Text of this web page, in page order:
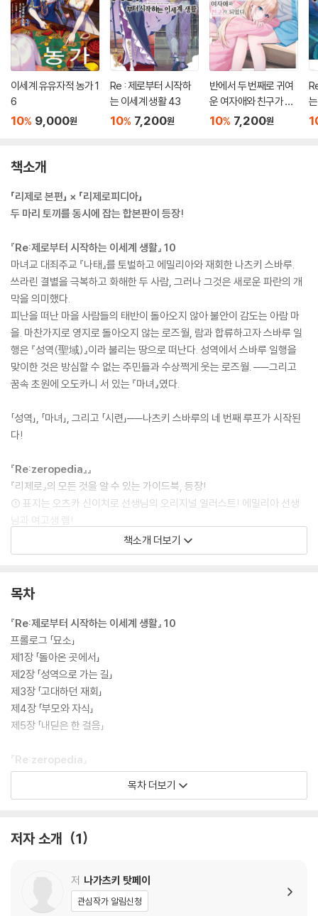
이세계 유유자적 농가 1
6
10% 9,000원
Re : 제로부터 시작하
는 이세계 생활 43
10% 7,200원
반에서 두 번째로 귀여
운 여자애와 친구가 되
었다 7.5
10% 7,200원
책소개
「리제로 본편」 × 「리제로피디아」
두 마리 토끼를 동시에 잡는 합본판이 등장!
『Re:제로부터 시작하는 이세계 생활』 10
마녀교 대죄주교 『나태』를 토벌하고 에밀리아와 재회한 나츠키 스바루.
쓰라린 결별을 극복하고 화해한 두 사람, 그러나 그것은 새로운 파란의 개
막을 의미했다.
피난을 떠난 마을 사람들의 태반이 돌아오지 않아 불안이 감도는 아람 마
을. 마찬가지로 영지로 돌아오지 않는 로즈월, 람과 합류하고자 스바루 일
행은 『성역(聖域)』이라 불리는 땅으로 떠난다. 성역에서 스바루 일행을
맞이한 것은 방심할 수 없는 주민들과 수상쩍게 웃는 로즈월. ──그리고
꿈속 초원에 오도카니 서 있는 『마녀』였다.
「성역」, 「마녀」, 그리고 「시련」──나츠키 스바루의 네 번째 루프가 시작된
다!
『Re:zeropedia』』
『리제로』의 모든 것을 알 수 있는 가이드북, 등장!
① 표지는 오츠카 신이치로 선생님의 오리지널 일러스트! 에밀리아 선생
님과 여고생 렘!
② 첫 공개! 풀 컬러 16페이지, 충실한 캐릭터 자료!
③ 제3장까지의 내용을 완전 망라! 자세한 해설과 [사망귀환] 차트!
해설!
책소개 더보기
목차
『Re:제로부터 시작하는 이세계 생활』 10
프롤로그 「묘소」
제1장 「돌아온 곳에서」
제2장 「성역으로 가는 길」
제3장 「고대하던 재회」
제4장 「부모와 자식」
제5장 「내딛은 한 걸음」
『Re:zeropedia』
캐릭터 설정자료
특별수록 『제1차 마요네즈 소동』
목차 더보기
저자 소개 1
저 나가츠키 탓페이
관심작가 알림신청